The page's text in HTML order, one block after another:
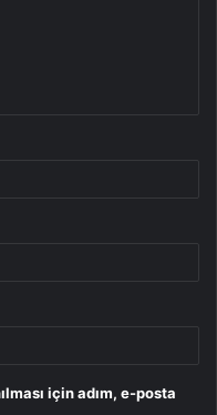
için adım, e-posta